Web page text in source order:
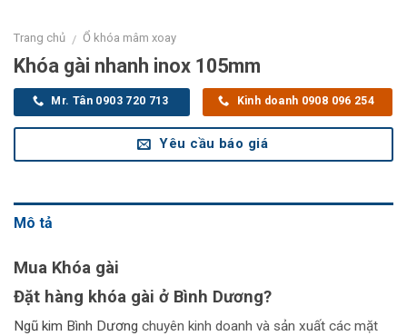
Trang chủ / Ổ khóa mâm xoay
Khóa gài nhanh inox 105mm
Mr. Tân 0903 720 713 Kinh doanh 0908 096 254
Yêu cầu báo giá
Mô tả
Mua Khóa gài
Đặt hàng khóa gài ở Bình Dương?
Ngũ kim Bình Dương chuyên kinh doanh và sản xuất các mặt